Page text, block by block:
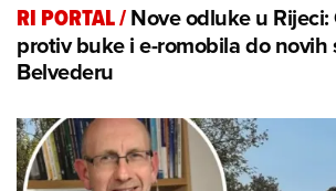
RI PORTAL/Nove odluke u
protiv buke i e-romobila do
Belvederu